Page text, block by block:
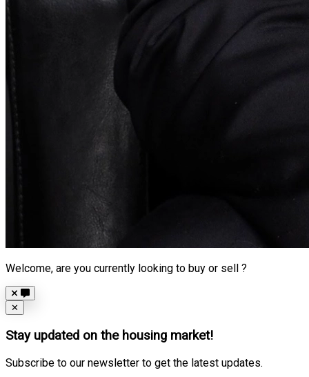
Welcome, are you currently looking to buy or sell ?
Close
✕
Stay updated on the housing market!
Subscribe to our newsletter to get the latest updates.